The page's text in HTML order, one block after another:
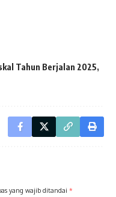
Tahun Berjalan 2025
yang wajib ditandai *